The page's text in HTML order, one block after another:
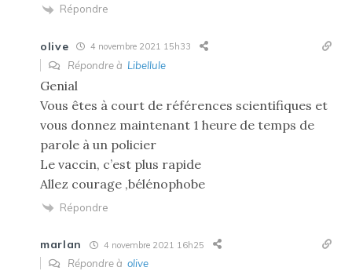
Répondre
olive 4 novembre 2021 15h33
Répondre à Libellule
Genial
Vous êtes à court de références scientifiques et
vous donnez maintenant 1 heure de temps de
parole à un policier
Le vaccin, c’est plus rapide
Allez courage ,bélénophobe
Répondre
marlan 4 novembre 2021 16h25
Répondre à olive